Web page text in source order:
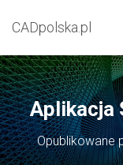
CADpolska.pl
Aplikacja
Opublikowane